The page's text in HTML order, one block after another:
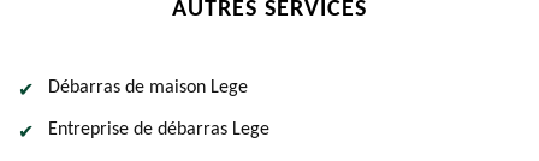
AUTRES SERVICES
Débarras de maison Lege
Entreprise de débarras Lege